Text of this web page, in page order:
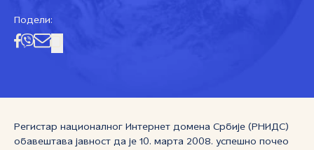
Подели:
Регистар националног Интернет домена Србије (РНИДС)
обавештава јавност да је 10. марта 2008. успешно почео